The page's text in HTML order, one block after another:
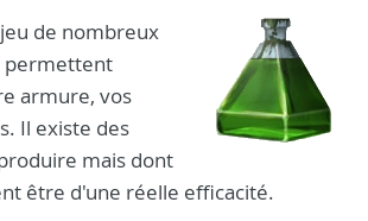
de nombreux
permettent
armure, vos
Il existe des
mais dont
être d'une réelle efficacité.